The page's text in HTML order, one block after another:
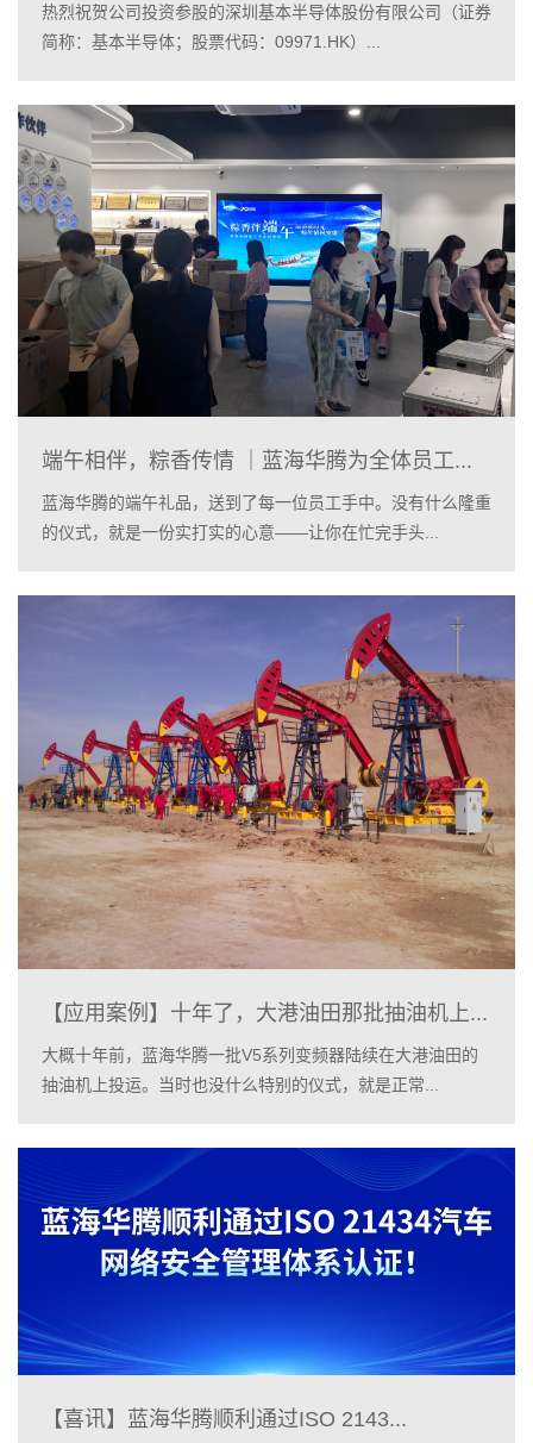
热烈祝贺公司投资参股的深圳基本半导体股份有限公司（证券
简称：基本半导体；股票代码：09971.HK）...
端午相伴，粽香传情 ｜蓝海华腾为全体员工...
蓝海华腾的端午礼品，送到了每一位员工手中。没有什么隆重
的仪式，就是一份实打实的心意——让你在忙完手头...
【应用案例】十年了，大港油田那批抽油机上...
大概十年前，蓝海华腾一批V5系列变频器陆续在大港油田的
抽油机上投运。当时也没什么特别的仪式，就是正常...
【喜讯】蓝海华腾顺利通过ISO 2143...